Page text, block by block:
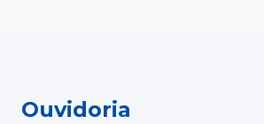
Ouvidoria